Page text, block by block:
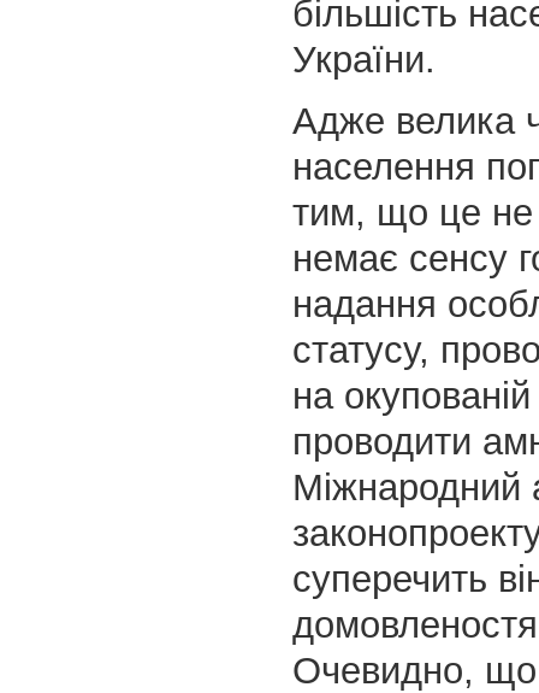
більшість
України.
Адже велика
населення
тим, що це
немає сенсу
надання
статусу,
на окупованій
проводити
Міжнародний
суперечить
Очевидно, що